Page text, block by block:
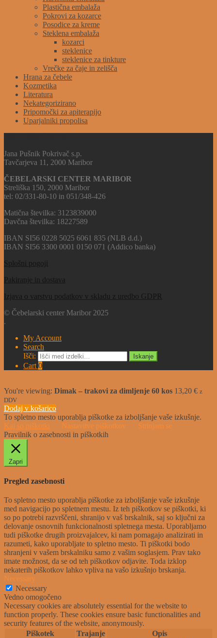
Plastična embalaža
Pokrovi za kozarce
Posodice za kreme
Steklena embalaža
kozarci
steklenice
steklenice za tinkture
Vrečke za čaje in zelišča
Hrana za čebele
Kozmetika
Literatura
Nekategorizirano
Pripomočki za apiterapijo
Uparjalniki propolisa
Jana Pušnik Pokrivač s.p.
Tavčarjeva 11, 2000 Maribor
ČEBELARSKI CENTER MARIBOR
Streliška 150, 2000 Maribor
tel: 02/331-80-10 in 051/348-426
Matična številka: 3123839000
Davčna številka: 18227589
IBAN SI56 0228 5025 6061 835 (NLB d.d.)
IBAN SI56 3300 0001 0150 071 (Addico banka)
Splošni pogoji
Pakiranje in dostava
Izjava o varstvu podatkov v skladu z uredbo GDPR
© Čebelarski center Maribor 2025
.
My Account
Search
Išči:
Iskanje
Cart 0
You're viewing: Dimak – trakovi za dimljenje 60 kos 13,20 € z
DDV
Dodaj v košarico
To spletno mesto uporablja piškotke za izboljšanje vaše izkušnje.
Kaj so piškotki
Nastavitve piškotkov
Strinjam se
Pravilnik o zasebnosti in piškotkih
Zapri
Pregled zasebnosti
To spletno mesto uporablja piškotke za izboljšanje vaše izkušnje
med navigacijo po spletnem mestu. Iz teh piškotkov se piškotki, ki
so po potrebi razvrščeni, shranijo v vaš brskalnik, saj so ključni za
delovanje osnovnih funkcionalnosti spletnega mesta. Uporabljamo
tudi piškotke drugih proizvajalcev, ki nam pomagajo analizirati in
razumeti, kako uporabljate to spletno mesto. Ti piškotki bodo
shranjeni v vašem brskalniku samo z vašim soglasjem. Prav tako
imate možnost, da se od teh piškotkov odjavite. Toda izklop
nekaterih piškotkov lahko vpliva na vašo izkušnjo brskanja.
Necessary
Necessary
Vedno omogočeno
Necessary cookies are absolutely essential for the website to
function properly. These cookies ensure basic functionalities and
security features of the website, anonymously.
Piškotek
Trajanje Opis